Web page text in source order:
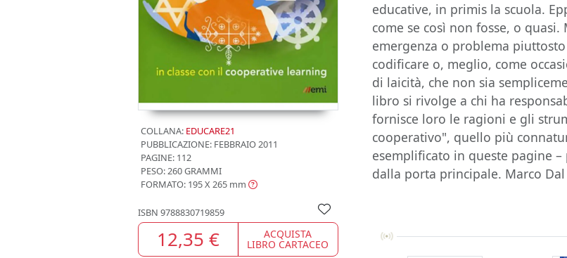
COLLANA: EDUCARE21
PUBBLICAZIONE: FEBBRAIO 2011
PAGINE: 112
PESO: 260 GRAMMI
FORMATO: 195 X 265 mm
ISBN 9788830719859
12,35 € ACQUISTA
LIBRO CARTACEO
educative, in primis la scuola.
come se così non fosse, o
emergenza o problema
codificare o, meglio, come
di laicità, che non sia
libro si rivolge a chi ha
fornisce loro le ragioni e gli
cooperativo", quello più
esemplificato in queste pagine
dalla porta principale. Marco